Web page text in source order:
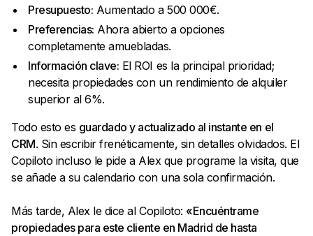
Presupuesto: Aumentado a 500 000€.
Preferencias: Ahora abierto a opciones
completamente amuebladas.
Información clave: El ROI es la principal prioridad;
necesita propiedades con un rendimiento de alquiler
superior al 6%.
Todo esto es guardado y actualizado al instante en el
CRM. Sin escribir frenéticamente, sin detalles olvidados. El
Copiloto incluso le pide a Alex que programe la visita, que
se añade a su calendario con una sola confirmación.
Más tarde, Alex le dice al Copiloto: «Encuéntrame
propiedades para este cliente en Madrid de hasta